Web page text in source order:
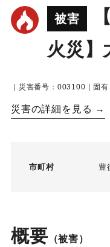
被害
火災】
｜災害番号：003100｜固
災害の詳細を見る →
市町村 豊
概要 （被害）